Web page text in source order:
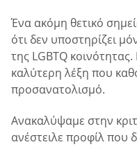
Ένα ακόμη θετικό
ότι δεν υποστηρίζει
της LGBTQ
καλύτερη λέξη που
προσανατολισμό.
Ανακαλύψαμε στην
ανέστειλε προφίλ που